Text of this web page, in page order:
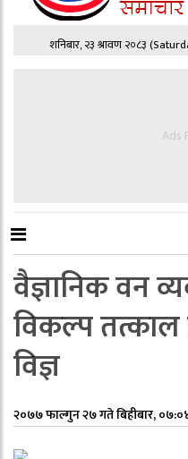
शनिबार, २३ श्रावण २०८३
Ads
वैज्ञानिक वन
विकल्प तत्काल
विज्ञ
२०७७ फाल्गुन २७ गते बिहीबार,